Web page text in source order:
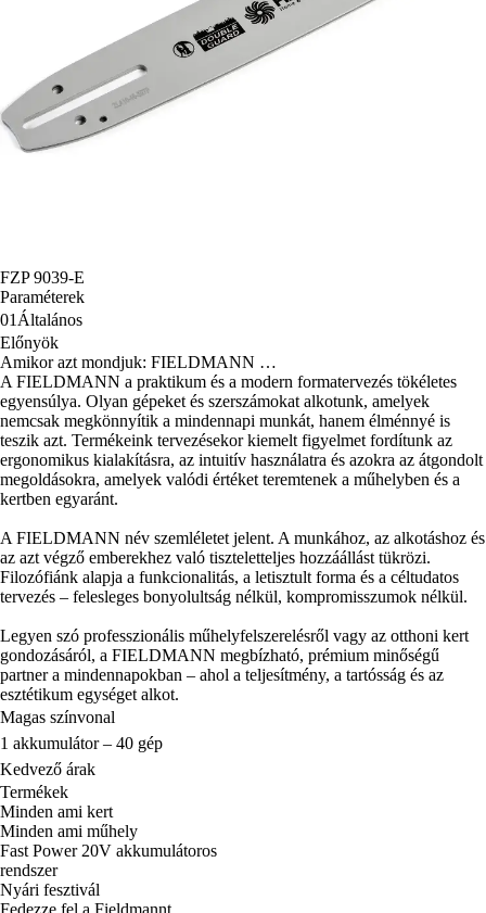
FZP 9039-E
Paraméterek
01 Általános
Előnyök
Amikor azt mondjuk: FIELDMANN …
A FIELDMANN a praktikum és a modern formatervezés tökéletes
egyensúlya. Olyan gépeket és szerszámokat alkotunk, amelyek
nemcsak megkönnyítik a mindennapi munkát, hanem élménnyé is
teszik azt. Termékeink tervezésekor kiemelt figyelmet fordítunk az
ergonomikus kialakításra, az intuitív használatra és azokra az átgondolt
megoldásokra, amelyek valódi értéket teremtenek a műhelyben és a
kertben egyaránt.
A FIELDMANN név szemléletet jelent. A munkához, az alkotáshoz és
az azt végző emberekhez való tiszteletteljes hozzáállást tükrözi.
Filozófiánk alapja a funkcionalitás, a letisztult forma és a céltudatos
tervezés – felesleges bonyolultság nélkül, kompromisszumok nélkül.
Legyen szó professzionális műhelyfelszerelésről vagy az otthoni kert
gondozásáról, a FIELDMANN megbízható, prémium minőségű
partner a mindennapokban – ahol a teljesítmény, a tartósság és az
esztétikum egységet alkot.
Magas színvonal
1 akkumulátor – 40 gép
Kedvező árak
Termékek
Minden ami kert
Minden ami műhely
Fast Power 20V akkumulátoros
rendszer
Nyári fesztivál
Fedezze fel a Fieldmannt